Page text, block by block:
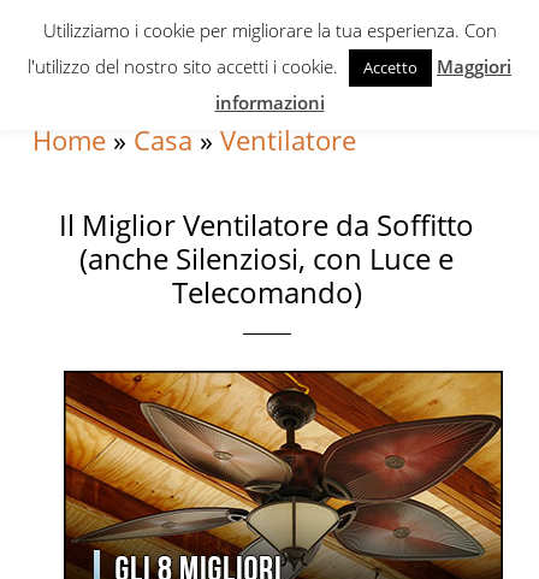
Skip
navigation
Skip
Skip
sidebar
Home » Casa »Ventilatore
Il Miglior Ventilatore da Soffitto
(anche Silenziosi, con Luce e
Telecomando)
Utilizziamo i cookie per migliorare la tua esperienza. Con
l'utilizzo del nostro sito accetti i cookie.
Accetto
Maggiori
informazioni